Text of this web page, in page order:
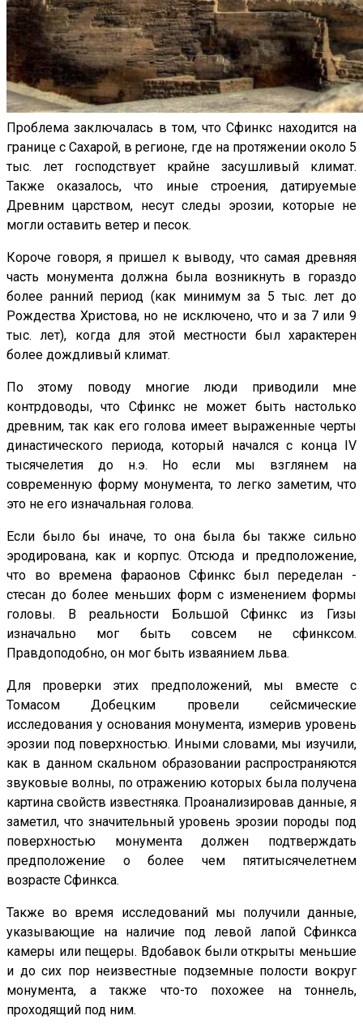
Проблема заключалась в том, что Сфинкс находится на
границе с Сахарой, в регионе, где на протяжении около 5
тыс. лет господствует крайне засушливый климат.
Также оказалось, что иные строения, датируемые
Древним царством, несут следы эрозии, которые не
могли оставить ветер и песок.
Короче говоря, я пришел к выводу, что самая древняя
часть монумента должна была возникнуть в гораздо
более ранний период (как минимум за 5 тыс. лет до
Рождества Христова, но не исключено, что и за 7 или 9
тыс. лет), когда для этой местности был характерен
более дождливый климат.
По этому поводу многие люди приводили мне
контрдоводы, что Сфинкс не может быть настолько
древним, так как его голова имеет выраженные черты
династического периода, который начался с конца IV
тысячелетия до н.э. Но если мы взглянем на
современную форму монумента, то легко заметим, что
это не его изначальная голова.
Если было бы иначе, то она была бы также сильно
эродирована, как и корпус. Отсюда и предположение,
что во времена фараонов Сфинкс был переделан -
стесан до более меньших форм с изменением формы
головы. В реальности Большой Сфинкс из Гизы
изначально мог быть совсем не сфинксом.
Правдоподобно, он мог быть изваянием льва.
Для проверки этих предположений, мы вместе с
Томасом Добецким провели сейсмические
исследования у основания монумента, измерив уровень
эрозии под поверхностью. Иными словами, мы изучили,
как в данном скальном образовании распространяются
звуковые волны, по отражению которых была получена
картина свойств известняка. Проанализировав данные, я
заметил, что значительный уровень эрозии породы под
поверхностью монумента должен подтверждать
предположение о более чем пятитысячелетнем
возрасте Сфинкса.
Также во время исследований мы получили данные,
указывающие на наличие под левой лапой Сфинкса
камеры или пещеры. Вдобавок были открыты меньшие
и до сих пор неизвестные подземные полости вокруг
монумента, а также что-то похожее на тоннель,
проходящий под ним.